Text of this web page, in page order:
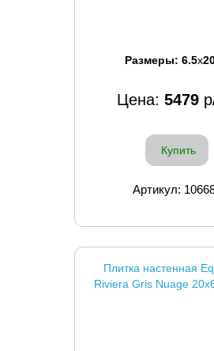
Размеры: 6.5x
Цена: 5479
Купить
Артикул:
Плитка настенная
Riviera Gris Nuage